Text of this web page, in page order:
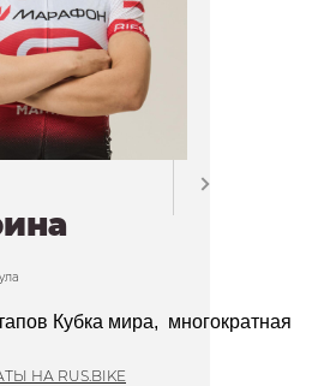
Кубка мира,  многократная
НА RUS.BIKE